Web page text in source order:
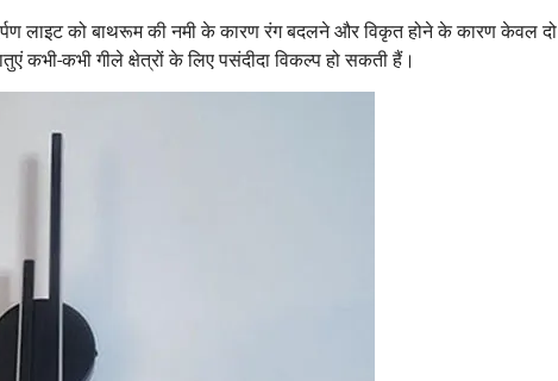
लाइट को बाथरूम की नमी के कारण रंग बदलने और विकृत होने के कारण केवल दो
कभी-कभी गीले क्षेत्रों के लिए पसंदीदा विकल्प हो सकती हैं।